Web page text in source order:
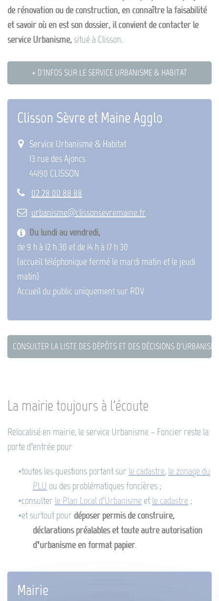
de rénovation ou de construction, en connaître la faisabilité
et savoir où en est son dossier, il convient de contacter le
service Urbanisme, situé à Clisson.
+ D'INFOS SUR LE SERVICE URBANISME & HABITAT
Clisson Sèvre et Maine Agglo
Service Urbanisme & Habitat
13 rue des Ajoncs
44190 CLISSON
02 28 00 88 88
urbanisme@clissonsevremaine.fr
Du lundi au vendredi,
de 9 h à 12 h 30 et de 14 h à 17 h 30
(accueil téléphonique fermé le mardi matin et le jeudi
matin)
Accueil du public uniquement sur RDV
CONSULTER LA LISTE DES DÉPÔTS ET DES DÉCISIONS D'URBANISME
La mairie toujours à l'écoute
Relocalisé en mairie, le service Urbanisme – Foncier reste la
porte d’entrée pour
toutes les questions portant sur le cadastre, le zonage du
PLU ou des problématiques foncières ;
consulter le Plan Local d’Urbanisme et le cadastre ;
et surtout pour déposer permis de construire,
déclarations préalables et toute autre autorisation
d’urbanisme en format papier.
Mairie